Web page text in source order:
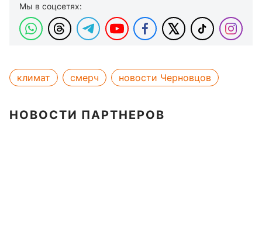
Мы в соцсетях:
климат смерч новости Черновцов
НОВОСТИ ПАРТНЕРОВ